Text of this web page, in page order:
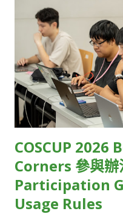
力。」Kevin 說。 另一個挑
（如Apple、Google）雖
並未說明實際的執行細節
限於技術瓶頸，目前大多數
規模和影像品質三者間取捨
Zoom、Google Meet，雖
HackMD 12 OpenEverest
Community HackMD 14
Network) Japan HackMD
opencocon distribution
Foundation HackMD 18
Groups Taiwan) HackMD
HackMD 20 Blockchain
Open-EP (E-Paper)
HackMD 23 ...
COSCUP 2026
Corners 參與辦
Participation
Usage Rules